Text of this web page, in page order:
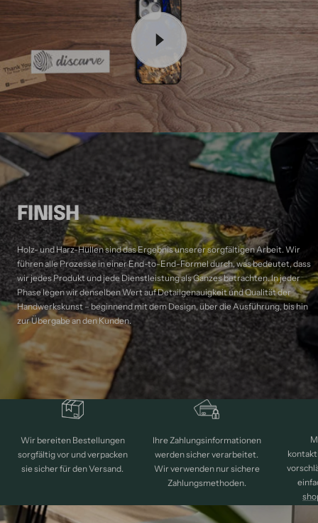
FINISH
Holz- und Harz-Hüllen sind das Ergebnis unserer sorgfältigen Arbeit. Wir
führen alle Prozesse in einer End-to-End-Formel durch, was bedeutet, dass
wir jedes Produkt und jede Dienstleistung als Ganzes betrachten. In jeder
Phase legen wir denselben Wert auf Detailgenauigkeit und Qualität der
Handwerkskunst – beginnend mit dem Design, über die Ausführung, bis hin
zur Übergabe an den Kunden.
Wir bereiten Bestellungen
sorgfältig vor und verpacken
sie sicher für den Versand.
Ihre Zahlungsinformationen
werden sicher verarbeitet.
Wir verwenden nur sichere
Zahlungsmethoden.